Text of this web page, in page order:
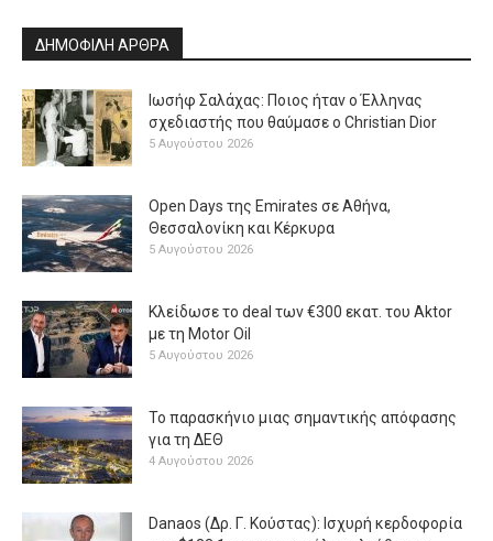
ΔΗΜΟΦΙΛΗ ΑΡΘΡΑ
Ιωσήφ Σαλάχας: Ποιος ήταν ο Έλληνας
σχεδιαστής που θαύμασε ο Christian Dior
5 Αυγούστου 2026
Open Days της Emirates σε Αθήνα,
Θεσσαλονίκη και Κέρκυρα
5 Αυγούστου 2026
Κλείδωσε το deal των €300 εκατ. του Aktor
με τη Μotor Oil
5 Αυγούστου 2026
Το παρασκήνιο μιας σημαντικής απόφασης
για τη ΔΕΘ
4 Αυγούστου 2026
Danaos (Δρ. Γ. Κούστας): Ισχυρή κερδοφορία